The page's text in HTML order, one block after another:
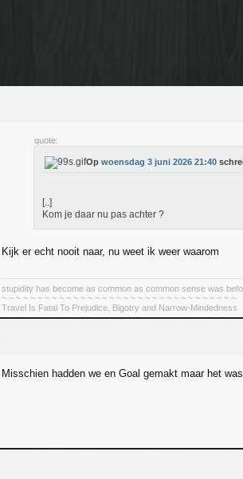
quote:
Op woensdag 3 juni 2026 21:40
[..]
Kom je daar nu pas achter ?
Kijk er echt nooit naar, nu weet ik weer waarom
stupidity has become as common as common sense was
~ ~ ~ ~ ~ ~ ~ ~ ~ ~ ~ ~ ~ ~ ~ ~ ~ ~ ~ ~ ~ ~ ~ ~ ~ ~ ~ ~ ~ ~ ~ ~ ~
Travel Is Fatal To Prejudice, Bigotry and Narrow-Mindedness
Misschien hadden we en Goal gemakt maar het